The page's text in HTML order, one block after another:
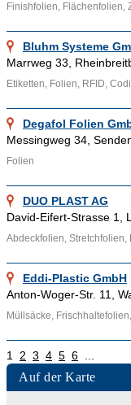
Finishfolien, Flächenfolien,
Bluhm Systeme
Marrweg 33,
Etiketten, Folien, RFID,
Degafol Folien
Messingweg 34,
Folien
DUO PLAST AG
David-Eifert-Strasse 1,
Abdeckfolien, Stretchfolien,
Eddi-Plastic GmbH
Anton-Woger-Str. 11,
Müllsäcke,
1 2 3 4 5 6
Auf der Karte